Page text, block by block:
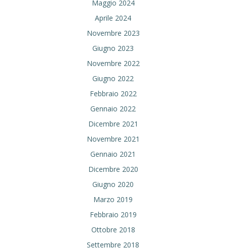
Maggio 2024
Aprile 2024
Novembre 2023
Giugno 2023
Novembre 2022
Giugno 2022
Febbraio 2022
Gennaio 2022
Dicembre 2021
Novembre 2021
Gennaio 2021
Dicembre 2020
Giugno 2020
Marzo 2019
Febbraio 2019
Ottobre 2018
Settembre 2018